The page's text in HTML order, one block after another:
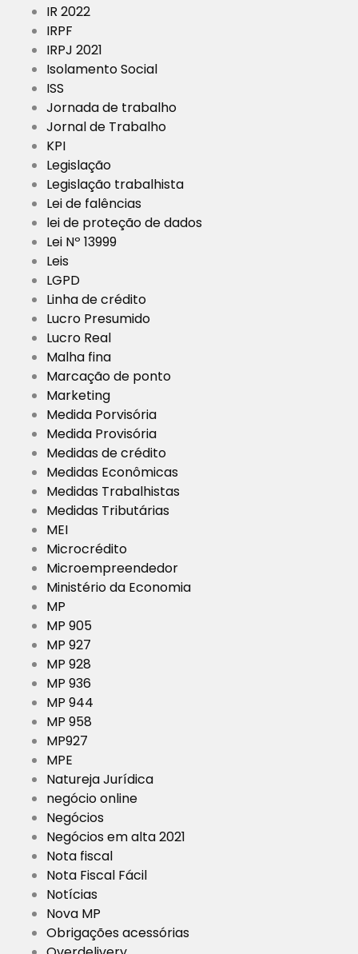
IR 2022
IRPF
IRPJ 2021
Isolamento Social
ISS
Jornada de trabalho
Jornal de Trabalho
KPI
Legislação
Legislação trabalhista
Lei de falências
lei de proteção de dados
Lei Nº 13999
Leis
LGPD
Linha de crédito
Lucro Presumido
Lucro Real
Malha fina
Marcação de ponto
Marketing
Medida Porvisória
Medida Provisória
Medidas de crédito
Medidas Econômicas
Medidas Trabalhistas
Medidas Tributárias
MEI
Microcrédito
Microempreendedor
Ministério da Economia
MP
MP 905
MP 927
MP 928
MP 936
MP 944
MP 958
MP927
MPE
Natureja Jurídica
negócio online
Negócios
Negócios em alta 2021
Nota fiscal
Nota Fiscal Fácil
Notícias
Nova MP
Obrigações acessórias